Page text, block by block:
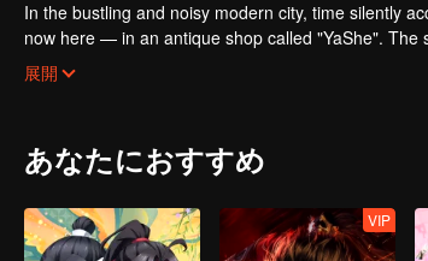
In the bustling and noisy modern city, time silently
now here — in an antique shop called "YaShe". The
their destined owners and fulfill their long-held
owner knows that the doctor also harbors something
展開
あなたにおすすめ
VIP